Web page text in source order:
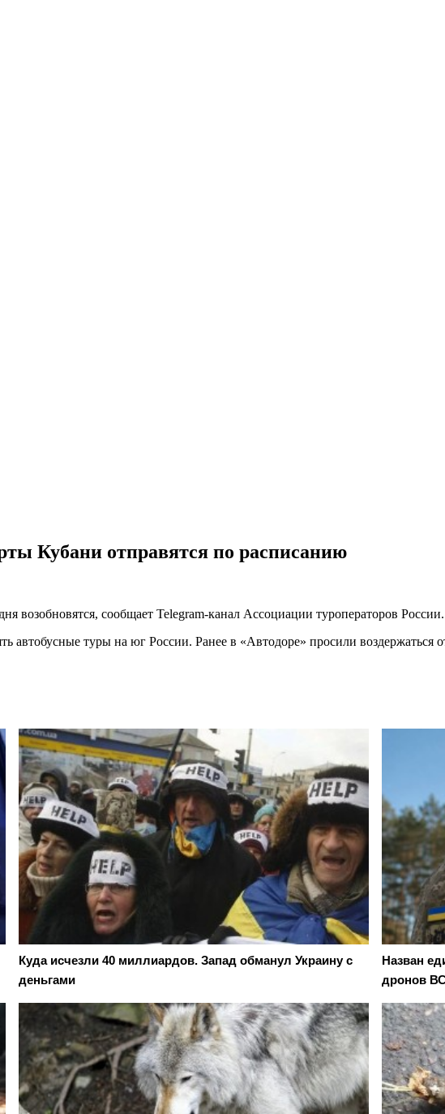
Кубани отправятся по расписанию
возобновятся, сообщает Telegram-канал Ассоциации туроператоров России.
автобусные туры на юг России. Ранее в «Автодоре» просили воздержаться
Куда исчезли 40 миллиардов. Запад обманул Украину с
деньгами
Назван
дронов